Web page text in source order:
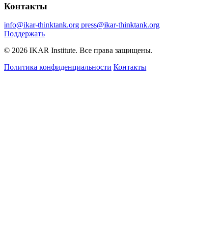
Контакты
info@ikar-thinktank.org press@ikar-thinktank.org
Поддержать
© 2026 IKAR Institute. Все права защищены.
Политика конфиденциальности Контакты